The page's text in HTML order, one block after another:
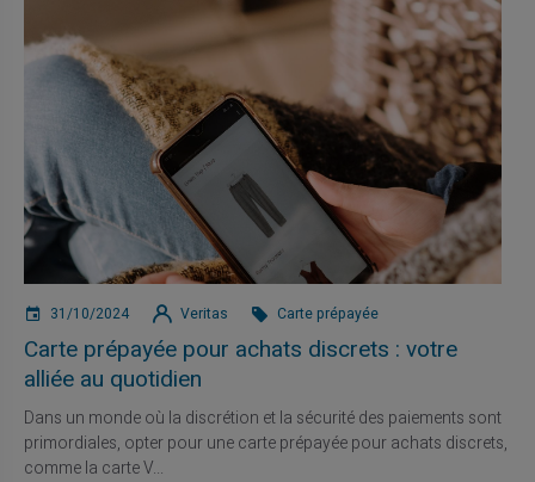
31/10/2024 Veritas Carte prépayée
Carte prépayée pour achats discrets : votre
alliée au quotidien
Dans un monde où la discrétion et la sécurité des paiements sont
primordiales, opter pour une carte prépayée pour achats discrets,
comme la carte V...